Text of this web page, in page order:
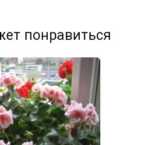
понравиться